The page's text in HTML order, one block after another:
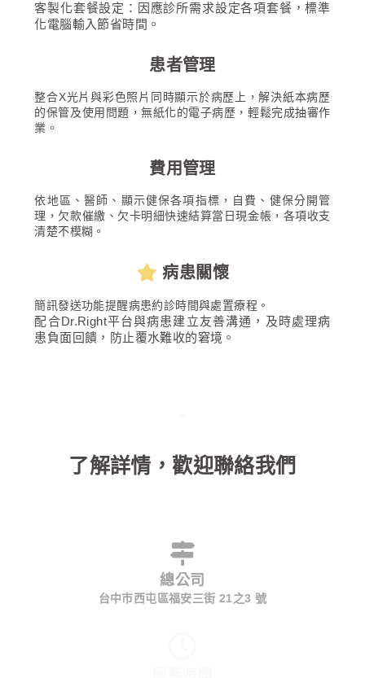
客製化套餐設定：因應診所需求設定各項套餐，標準
化電腦輸入節省時間。
患者管理
整合X光片與彩色照片同時顯示於病歷上，解決紙本病歷
的保管及使用問題，無紙化的電子病歷，輕鬆完成抽審作
業。
費用管理
依地區、醫師、顯示健保各項指標，自費、健保分開管
理，欠款催繳、欠卡明細快速結算當日現金帳，各項收支
清楚不模糊。
病患關懷​
簡訊發送功能提醒病患約診時間與處置療程。
配合Dr.Right平台與病患建立友善溝通，及時處理病
患負面回饋，防止覆水難收的窘境。
了解詳情，歡迎聯絡我們
總公司
台中市西屯區福安三街 21之3 號